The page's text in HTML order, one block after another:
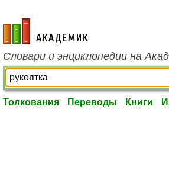
academic.ru
Словари и энциклопедии на
Толкования Переводы Книги